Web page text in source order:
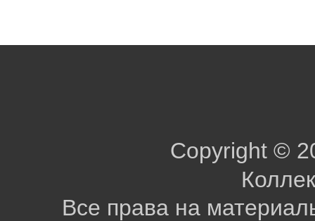
Copyright ©
Все права на